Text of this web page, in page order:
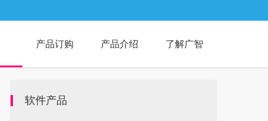
产品订购 产品介绍 了解广智
软件产品